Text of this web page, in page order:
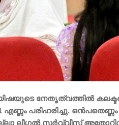
നേതൃത്വത്തിൽ
പരിഹരിച്ചു. ഒൻപതെണ്ണം
ലീഗൽ സർവ്വീസ്